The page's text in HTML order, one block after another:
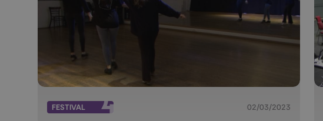
FESTIVAL 02/03/2023